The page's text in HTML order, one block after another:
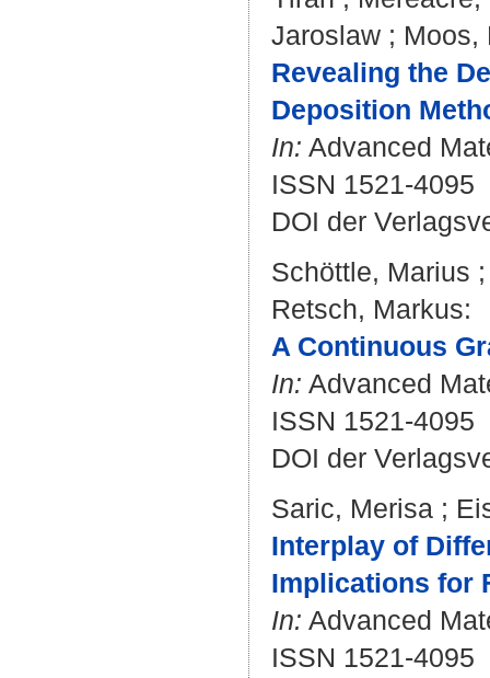
Jaroslaw ; Moos,
Revealing the
Deposition
In: Advanced
ISSN 1521-4095
DOI der
Schöttle, Marius
Retsch, Markus:
A Continuous
In: Advanced
ISSN 1521-4095
DOI der
Saric, Merisa ;
Interplay of
Implications for
In: Advanced
ISSN 1521-4095